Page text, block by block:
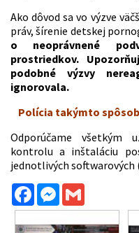
Ako dôvod sa vo výzve
práv, šírenie detskej
o neoprávnené
prostriedkov.
podobné výzvy
ignorovala.
Polícia takýmto
Odporúčame všetkým
kontrolu a inštaláciu
jednotlivých softwarových
FacebookMessenger